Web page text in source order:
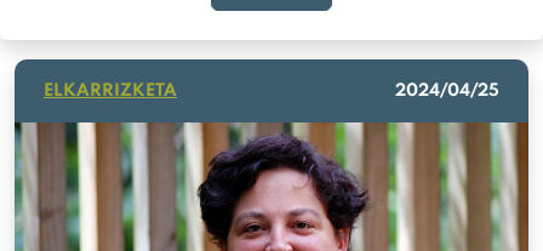
ELKARRIZKETA 2024/04/25